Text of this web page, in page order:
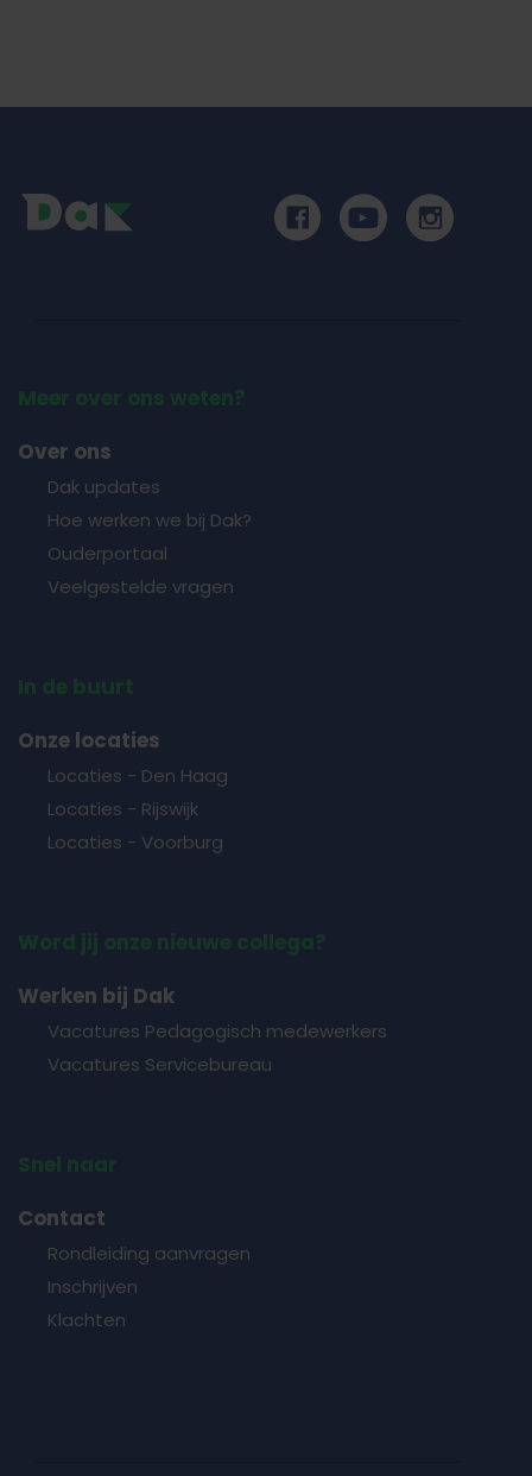
Meer over ons weten?
Over ons
Dak updates
Hoe werken we bij Dak?
Ouderportaal
Veelgestelde vragen
In de buurt
Onze locaties
Locaties - Den Haag
Locaties - Rijswijk
Locaties - Voorburg
Word jij onze nieuwe collega?
Werken bij Dak
Vacatures Pedagogisch medewerkers
Vacatures Servicebureau
Snel naar
Contact
Rondleiding aanvragen
Inschrijven
Klachten